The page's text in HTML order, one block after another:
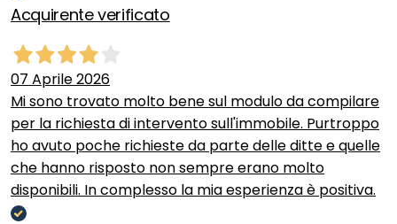
Acquirente verificato
07 Aprile 2026
Mi sono trovato molto bene sul modulo da compilare
per la richiesta di intervento sull'immobile. Purtroppo
ho avuto poche richieste da parte delle ditte e quelle
che hanno risposto non sempre erano molto
disponibili. In complesso la mia esperienza è positiva.